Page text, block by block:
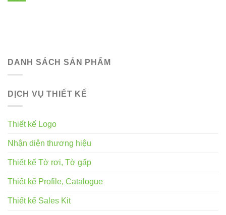
DANH SÁCH SẢN PHẨM
DỊCH VỤ THIẾT KẾ
Thiết kế Logo
Nhận diện thương hiệu
Thiết kế Tờ rơi, Tờ gấp
Thiết kế Profile, Catalogue
Thiết kế Sales Kit